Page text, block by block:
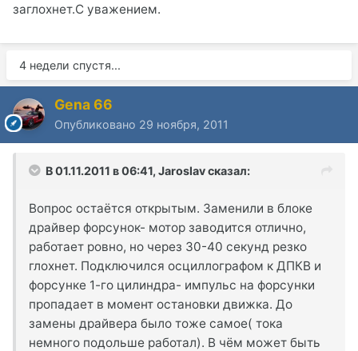
заглохнет.С уважением.
4 недели спустя...
Gena 66
Опубликовано 29 ноября, 2011
В 01.11.2011 в 06:41, Jaroslav сказал:
Вопрос остаётся открытым. Заменили в блоке
драйвер форсунок- мотор заводится отлично,
работает ровно, но через 30-40 секунд резко
глохнет. Подключился осциллографом к ДПКВ и
форсунке 1-го цилиндра- импульс на форсунки
пропадает в момент остановки движка. До
замены драйвера было тоже самое( тока
немного подольше работал). В чём может быть